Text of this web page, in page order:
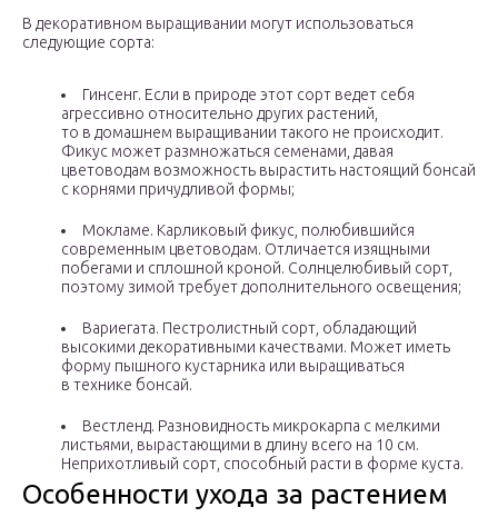
В декоративном выращивании могут использоваться
следующие сорта:
Гинсенг. Если в природе этот сорт ведет себя
агрессивно относительно других растений,
то в домашнем выращивании такого не происходит.
Фикус может размножаться семенами, давая
цветоводам возможность вырастить настоящий бонсай
с корнями причудливой формы;
Мокламе. Карликовый фикус, полюбившийся
современным цветоводам. Отличается изящными
побегами и сплошной кроной. Солнцелюбивый сорт,
поэтому зимой требует дополнительного освещения;
Вариегата. Пестролистный сорт, обладающий
высокими декоративными качествами. Может иметь
форму пышного кустарника или выращиваться
в технике бонсай.
Вестленд. Разновидность микрокарпа с мелкими
листьями, вырастающими в длину всего на 10 см.
Неприхотливый сорт, способный расти в форме куста.
Особенности ухода за растением